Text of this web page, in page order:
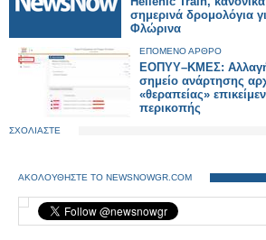
σημερινά δρομολόγια
Φλώρινα
ΕΠΟΜΕΝΟ ΑΡΘΡΟ
ΕΟΠΥΥ–ΚΜΕΣ:
σημείο ανάρτησης
«θεραπείας»
περικοπής
ΣΧΟΛΙΑΣΤΕ
ΑΚΟΛΟΥΘΗΣΤΕ ΤΟ NEWSNOWGR.COM